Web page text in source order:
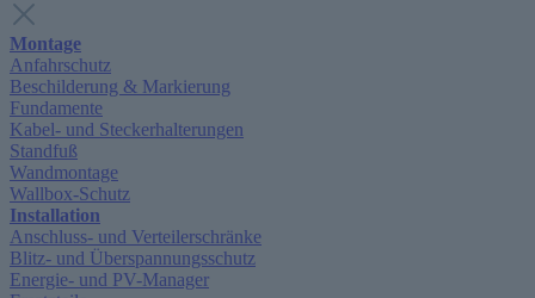
Montage
Anfahrschutz
Beschilderung & Markierung
Fundamente
Kabel- und Steckerhalterungen
Standfuß
Wandmontage
Wallbox-Schutz
Installation
Anschluss- und Verteilerschränke
Blitz- und Überspannungsschutz
Energie- und PV-Manager